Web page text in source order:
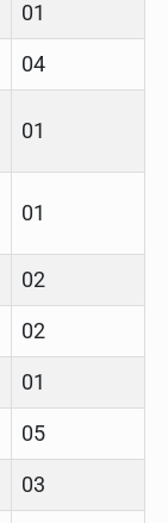
01
04
01
01
02
02
01
05
03